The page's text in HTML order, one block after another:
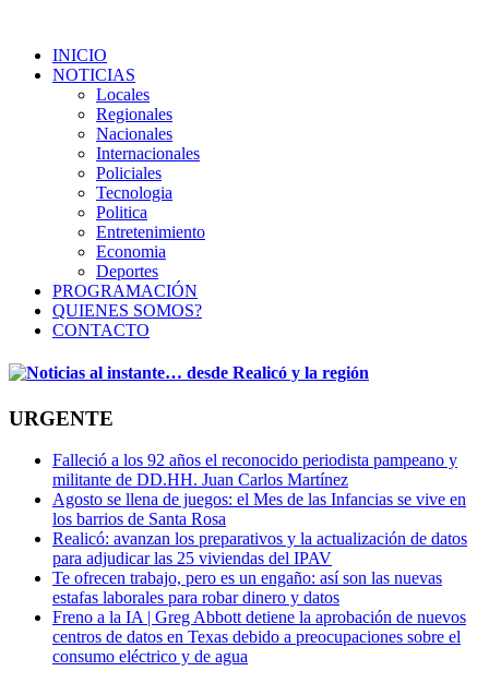
INICIO
NOTICIAS
Locales
Regionales
Nacionales
Internacionales
Policiales
Tecnologia
Politica
Entretenimiento
Economia
Deportes
PROGRAMACIÓN
QUIENES SOMOS?
CONTACTO
URGENTE
Falleció a los 92 años el reconocido periodista pampeano y
militante de DD.HH. Juan Carlos Martínez
Agosto se llena de juegos: el Mes de las Infancias se vive en
los barrios de Santa Rosa
Realicó: avanzan los preparativos y la actualización de datos
para adjudicar las 25 viviendas del IPAV
Te ofrecen trabajo, pero es un engaño: así son las nuevas
estafas laborales para robar dinero y datos
Freno a la IA | Greg Abbott detiene la aprobación de nuevos
centros de datos en Texas debido a preocupaciones sobre el
consumo eléctrico y de agua